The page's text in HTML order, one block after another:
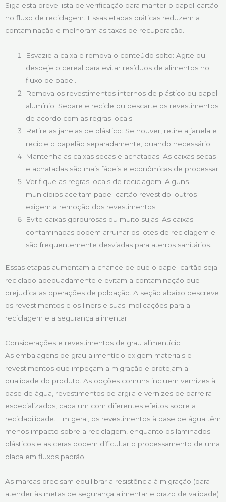
Siga esta breve lista de verificação para manter o papel-cartão
no fluxo de reciclagem. Essas etapas práticas reduzem a
contaminação e melhoram as taxas de recuperação.
Esvazie a caixa e remova o conteúdo solto: Agite ou
despeje o cereal para evitar resíduos de alimentos no
fluxo de papel.
Remova os revestimentos internos de plástico ou papel
alumínio: Separe e recicle ou descarte os revestimentos
de acordo com as regras locais.
Retire as janelas de plástico: Se houver, retire a janela e
recicle o papelão separadamente, quando necessário.
Mantenha as caixas secas e achatadas: As caixas secas
e achatadas são mais fáceis e econômicas de processar.
Verifique as regras locais de reciclagem: Alguns
municípios aceitam papel-cartão revestido; outros
exigem a remoção dos revestimentos.
Evite caixas gordurosas ou muito sujas: As caixas
contaminadas podem arruinar os lotes de reciclagem e
são frequentemente desviadas para aterros sanitários.
Essas etapas aumentam a chance de que o papel-cartão seja
reciclado adequadamente e evitam a contaminação que
prejudica as operações de polpação. A seção abaixo descreve
os revestimentos e os liners e suas implicações para a
reciclagem e a segurança alimentar.
Considerações e revestimentos de grau alimentício
As embalagens de grau alimentício exigem materiais e
revestimentos que impeçam a migração e protejam a
qualidade do produto. As opções comuns incluem vernizes à
base de água, revestimentos de argila e vernizes de barreira
especializados, cada um com diferentes efeitos sobre a
reciclabilidade. Em geral, os revestimentos à base de água têm
menos impacto sobre a reciclagem, enquanto os laminados
plásticos e as ceras podem dificultar o processamento de uma
placa em fluxos padrão.
As marcas precisam equilibrar a resistência à migração (para
atender às metas de segurança alimentar e prazo de validade)